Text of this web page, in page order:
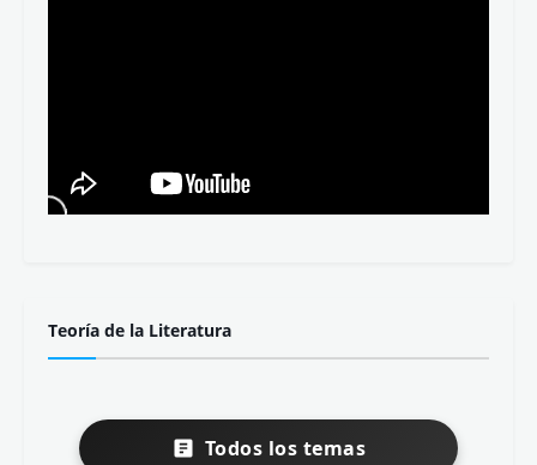
Teoría de la Literatura
Todos los temas